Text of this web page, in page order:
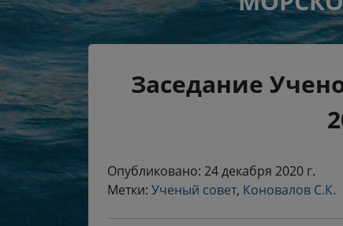
Заседание
Опубликовано: 24 декабря 2020 г.
Метки: Ученый совет, Коновалов С.К.